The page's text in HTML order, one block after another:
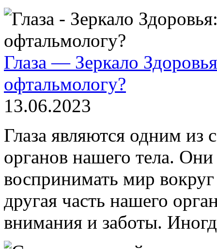
Глаза — Зеркало
офтальмологу?
13.06.2023
Глаза являются одним
органов нашего тела.
воспринимать мир
другая часть нашего
внимания и заботы.